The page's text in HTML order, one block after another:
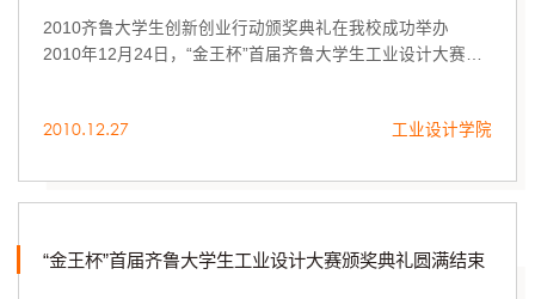
2010齐鲁大学生创新创业行动颁奖典礼在我校成功举办
2010年12月24日，“金王杯”首届齐鲁大学生工业设计大赛颁
2010.12.27 工业设计学院
“金王杯”首届齐鲁大学生工业设计大赛颁奖典礼圆满结束